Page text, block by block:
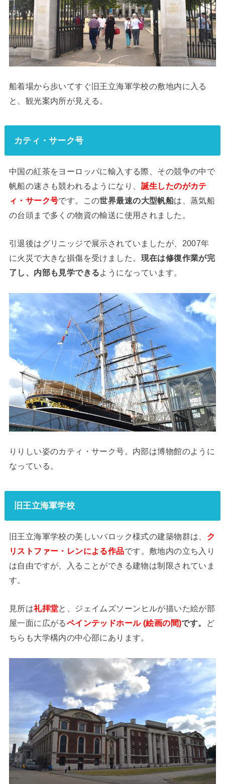
船着場から歩いてすぐ旧王立海軍学校の敷地内に入る
と、観光案内所が見える。
カティ・サーク号
中国の紅茶をヨーロッパに輸入する際、その競争の中で
帆船の速さも競われるようになり、 誕生したのがカテ
ィ・サーク号です。この世界最速の大型帆船は、蒸気船
の台頭まで多くの物資の輸送に使用されました。
引退後はグリニッジで展示されていましたが、2007年
に火災で大きな損傷を受けました。 現在は修復作業が完
了し、内部も見学できるようになっています。
りりしい姿のカティ・サーク号。内部は博物館のように
なっている。
旧王立海軍学校
旧王立海軍学校の美しいバロック様式の建築物群は、 ク
リストファー・レンによる作品です。敷地内の立ち入り
は自由ですが、入ることができる建物は制限されていま
す。
見所は礼拝堂と、ジェイムズソーンヒルが描いた絵が部
屋一面に広がるペインテッドホール (絵画の間)です。
ど
ちらも大学構内の中心部にあります。